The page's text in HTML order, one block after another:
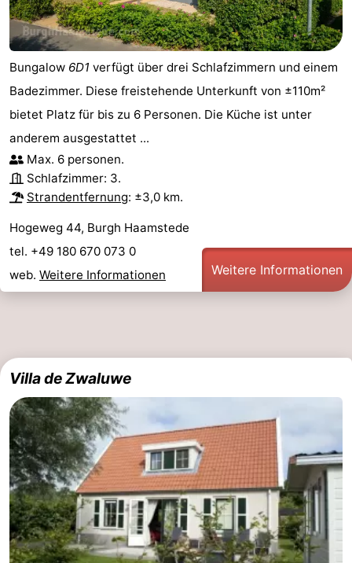
Bungalow 6D1 verfügt über drei Schlafzimmern und einem
Badezimmer. Diese freistehende Unterkunft von ±110m²
bietet Platz für bis zu 6 Personen. Die Küche ist unter
anderem ausgestattet ...
Max. 6 personen.
Schlafzimmer: 3.
Strandentfernung: ±3,0 km.
Hogeweg 44, Burgh Haamstede
tel. +49 180 670 073 0
web. Weitere Informationen Weitere Informationen
Villa de Zwaluwe